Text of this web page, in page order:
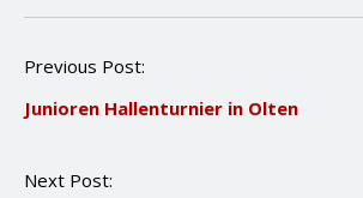
P
s
a
Previous Post:
Junioren Hallenturnier in Olten
Next Post: